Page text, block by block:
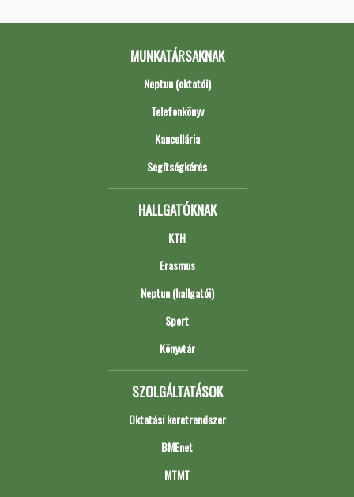
MUNKATÁRSAKNAK
Neptun (oktatói)
Telefonkönyv
Kancellária
Segítségkérés
HALLGATÓKNAK
KTH
Erasmus
Neptun (hallgatói)
Sport
Könyvtár
SZOLGÁLTATÁSOK
Oktatási keretrendszer
BMEnet
MTMT